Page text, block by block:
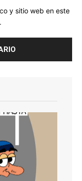
y sitio web en este